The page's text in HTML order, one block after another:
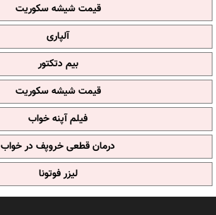
قیمت شیشه سکوریت
آلپاری
بیم دتکتور
قیمت شیشه سکوریت
فیلم آپنه خواب
درمان قطعی خروپف در خواب
لیزر فوتونا